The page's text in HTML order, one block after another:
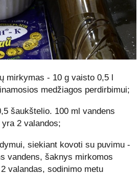
mirkymas - 10 g vaisto 0,5 l
medžiagos perdirbimui;
šaukštelio. 100 ml vandens
2 valandos;
siekiant kovoti su puvimu -
vandens, šaknys mirkomos
valandas, sodinimo metu